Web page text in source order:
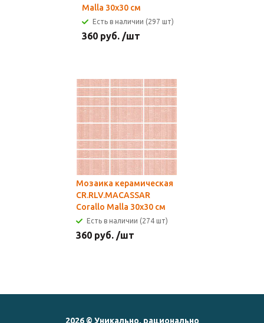
Malla 30х30 см
Есть в наличии (297 шт)
360 руб. /шт
Мозаика керамическая
CR.RLV.MACASSAR
Corallo Malla 30х30 см
Есть в наличии (274 шт)
360 руб. /шт
2026 © Уникально, рационально